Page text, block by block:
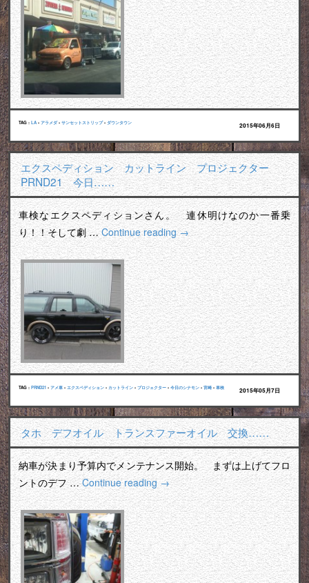
TAG : LA • アラメダ• サンセットストリップ• ダウンタウン 2015年06月6日
エクスペディション カットライン プロジェクター
PRND21 今日……
車検なエクスペディションさん。 連休明けなのか一番乗
り！！そして劇 …Continue reading→
TAG : PRND21 • アメ車 • エクスペディション • カットライン • プロジェクター • 今日のシナモン • 宮崎 • 車検 2015年05月7日
タホ デフオイル トランスファーオイル 交換……
納車が決まり予算内でメンテナンス開始。 まずは上げてフロ
ントのデフ …Continue reading→